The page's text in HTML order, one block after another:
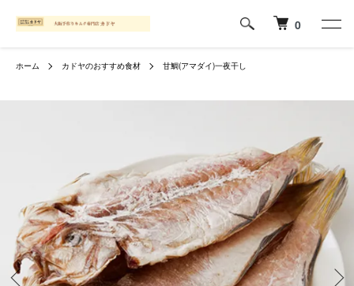
0
ホーム カドヤのおすすめ食材 甘鯛(アマダイ)一夜干し